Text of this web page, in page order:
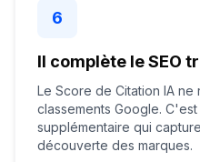
6
Il complète le SEO
Le Score de Citation IA ne
classements Google.
supplémentaire qui
découverte des marques.